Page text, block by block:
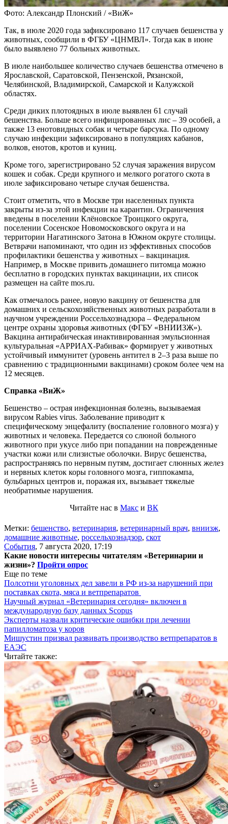
Фото: Александр Плонский / «ВиЖ»
Так, в июле 2020 года зафиксировано 117 случаев бешенства у
животных, сообщили в ФГБУ «ЦНМВЛ». Тогда как в июне
было выявлено 77 больных животных.
В июле наибольшее количество случаев бешенства отмечено в
Ярославской, Саратовской, Пензенской, Рязанской,
Челябинской, Владимирской, Самарской и Калужской
областях.
Среди диких плотоядных в июле выявлен 61 случай
бешенства. Больше всего инфицированных лис – 39 особей, а
также 13 енотовидных собак и четыре барсука. По одному
случаю инфекции зафиксировано в популяциях кабанов,
волков, енотов, кротов и куниц.
Кроме того, зарегистрировано 52 случая заражения вирусом
кошек и собак. Среди крупного и мелкого рогатого скота в
июле зафиксировано четыре случая бешенства.
Стоит отметить, что в Москве три населенных пункта
закрыты из-за этой инфекции на карантин. Ограничения
введены в поселении Клёновское Троицкого округа,
поселении Сосенское Новомосковского округа и на
территории Нагатинского Затона в Южном округе столицы.
Ветврачи напоминают, что один из эффективных способов
профилактики бешенства у животных – вакцинация.
Например, в Москве привить домашнего питомца можно
бесплатно в городских пунктах вакцинации, их список
размещен на сайте mos.ru.
Как отмечалось ранее, новую вакцину от бешенства для
домашних и сельскохозяйственных животных разработали в
научном учреждении Россельхознадзора – Федеральном
центре охраны здоровья животных (ФГБУ «ВНИИЗЖ»).
Вакцина антирабическая инактивированная эмульсионная
культуральная «АРРИАХ-Рабивак» формирует у животных
устойчивый иммунитет (уровень антител в 2–3 раза выше по
сравнению с традиционными вакцинами) сроком более чем на
12 месяцев.
Справка «ВиЖ»
Бешенство – острая инфекционная болезнь, вызываемая
вирусом Rabies virus. Заболевание приводит к
специфическому энцефалиту (воспаление головного мозга) у
животных и человека. Передается со слюной больного
животного при укусе либо при попадании на поврежденные
участки кожи или слизистые оболочки. Вирус бешенства,
распространяясь по нервным путям, достигает слюнных желез
и нервных клеток коры головного мозга, гиппокампа,
бульбарных центров и, поражая их, вызывает тяжелые
необратимые нарушения.
Читайте нас в Макс и ВК
Метки: бешенство, ветеринария, ветеринарный врач, вниизж,
домашние животные, россельхознадзор, скот
События, 7 августа 2020, 17:19
Какие новости интересны читателям «Ветеринарии и
жизни»? Пройти опрос
Еще по теме
Полсотни уголовных дел завели в РФ из-за нарушений при
поставках скота, мяса и ветпрепаратов
Научный журнал «Ветеринария сегодня» включен в
международную базу данных Scopus
Эксперты назвали критические ошибки при лечении
папилломатоза у коров
Мишустин призвал развивать производство ветпрепаратов в
ЕАЭС
Читайте также: